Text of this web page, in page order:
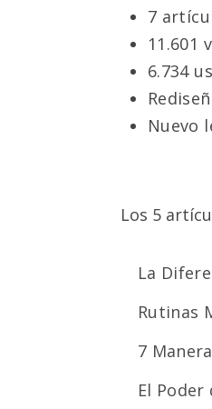
7
11.601
6.734
Nuevo
Los 5
La
Rutinas
7
El Poder